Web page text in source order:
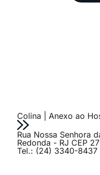
Colina | Anexo ao
Rua Nossa Senhora
Redonda - RJ CEP
Tel.: (24) 3340-8437